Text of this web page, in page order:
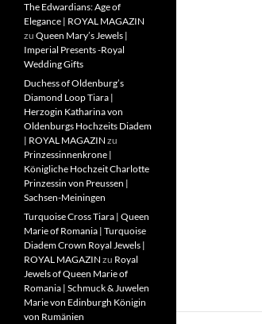
The Edwardians: Age of
Elegance | ROYAL MAGAZIN
zu Queen Mary’s Jewels |
Imperial Presents -Royal
Wedding Gifts
Duchess of Oldenburg’s
Diamond Loop Tiara |
Herzogin Katharina von
Oldenburgs Hochzeits Diadem
| ROYAL MAGAZIN zu
Prinzessinnenkrone |
Königliche Hochzeit Charlotte
Prinzessin von Preussen |
Sachsen-Meiningen
Turquoise Cross Tiara | Queen
Marie of Romania | Turquoise
Diadem Crown Royal Jewels |
ROYAL MAGAZIN zu Royal
Jewels of Queen Marie of
Romania | Schmuck & Juwelen
Marie von Edinburgh Königin
von Rumänien